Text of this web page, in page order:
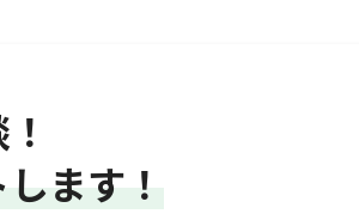
ます！